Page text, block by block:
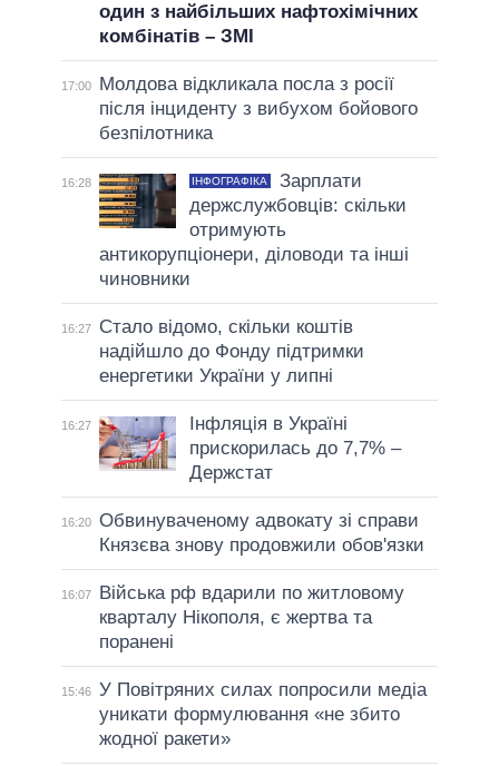
один з найбільших нафтохімічних
комбінатів – ЗМІ
17:00
Молдова відкликала посла з росії
після інциденту з вибухом бойового
безпілотника
16:28 ІНФОГРАФІКА
Зарплати
держслужбовців: скільки
отримують
антикорупціонери, діловоди та інші
чиновники
16:27
Стало відомо, скільки коштів
надійшло до Фонду підтримки
енергетики України у липні
16:27
Інфляція в Україні
прискорилась до 7,7% –
Держстат
16:20 Обвинуваченому адвокату зі справи
Князєва знову продовжили обов'язки
16:07
Війська рф вдарили по житловому
кварталу Нікополя, є жертва та
поранені
15:46 У Повітряних силах попросили медіа
уникати формулювання «не збито
жодної ракети»